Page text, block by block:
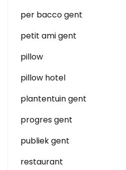
per bacco gent
petit ami gent
pillow
pillow hotel
plantentuin gent
progres gent
publiek gent
restaurant